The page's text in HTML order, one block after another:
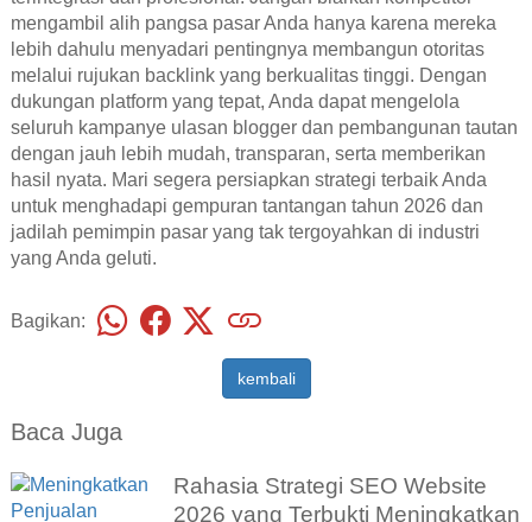
mengambil alih pangsa pasar Anda hanya karena mereka
lebih dahulu menyadari pentingnya membangun otoritas
melalui rujukan backlink yang berkualitas tinggi. Dengan
dukungan platform yang tepat, Anda dapat mengelola
seluruh kampanye ulasan blogger dan pembangunan tautan
dengan jauh lebih mudah, transparan, serta memberikan
hasil nyata. Mari segera persiapkan strategi terbaik Anda
untuk menghadapi gempuran tantangan tahun 2026 dan
jadilah pemimpin pasar yang tak tergoyahkan di industri
yang Anda geluti.
Bagikan:
kembali
Baca Juga
Rahasia Strategi SEO Website
2026 yang Terbukti Meningkatkan